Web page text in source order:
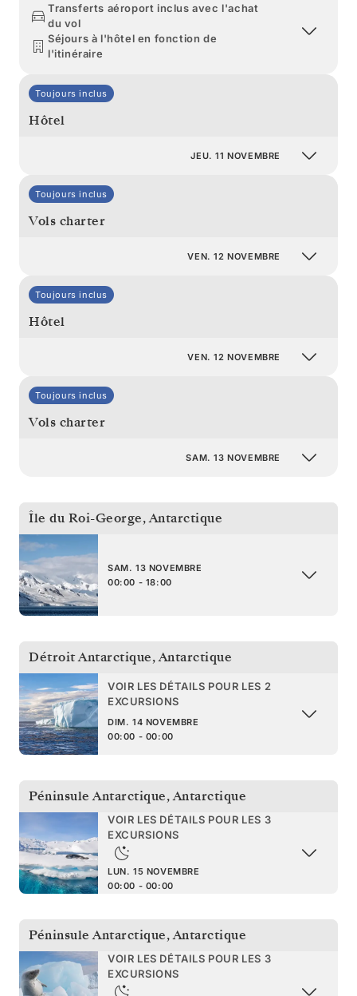
Transferts aéroport inclus avec l'achat
du vol
Séjours à l'hôtel en fonction de
l'itinéraire
Toujours inclus
Hôtel
JEU. 11 NOVEMBRE
Toujours inclus
Vols charter
VEN. 12 NOVEMBRE
Toujours inclus
Hôtel
VEN. 12 NOVEMBRE
Toujours inclus
Vols charter
SAM. 13 NOVEMBRE
Île du Roi-George,Antarctique
SAM. 13 NOVEMBRE
00:00 - 18:00
Détroit Antarctique,Antarctique
VOIR LES DÉTAILS POUR LES 2
EXCURSIONS
DIM. 14 NOVEMBRE
00:00 - 00:00
Péninsule Antarctique,Antarctique
VOIR LES DÉTAILS POUR LES 3
EXCURSIONS
LUN. 15 NOVEMBRE
00:00 - 00:00
Péninsule Antarctique,Antarctique
VOIR LES DÉTAILS POUR LES 3
EXCURSIONS